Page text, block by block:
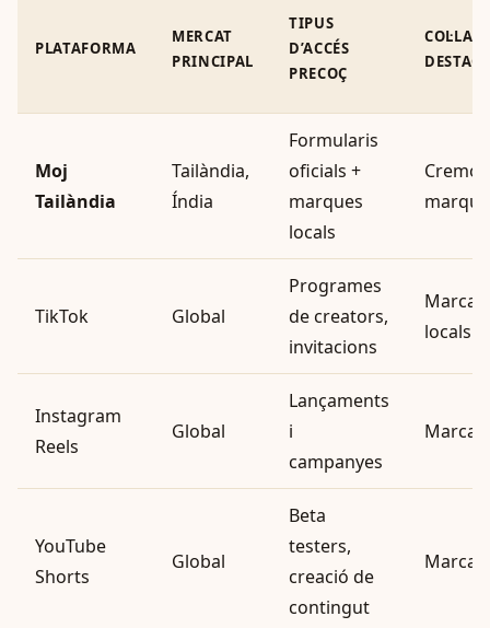
PLATAFORMA
MERCAT
PRINCIPAL
TIPUS
D’ACCÉS
PRECOÇ
Moj
Tailàndia
Tailàndia,
Índia
Formularis
oficials +
marques
locals
TikTok Global
Programes
de creators,
invitacions
locals
Instagram
Reels
Global
Lançaments
i
campanyes
YouTube
Shorts
Global
Beta
testers,
creació de
contingut